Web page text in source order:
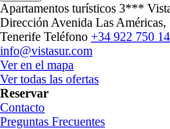
Apartamentos turísticos 3***
Dirección Avenida Las Américas,
Tenerife Teléfono +34 922 750
info@vistasur.com
Ver en el mapa
Ver todas las ofertas
Reservar
Contacto
Preguntas Frecuentes